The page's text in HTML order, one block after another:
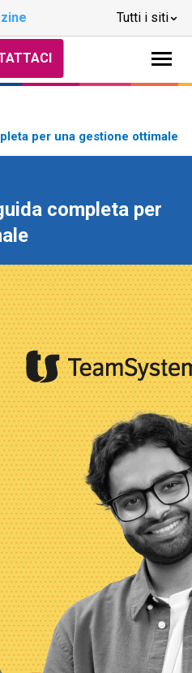
Tutti i siti
per una gestione ottimale
completa per